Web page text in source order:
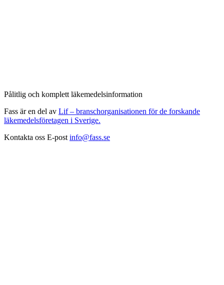
Pålitlig och komplett läkemedelsinformation
Fass är en del av Lif – branschorganisationen för de forskande
läkemedelsföretagen i Sverige.
Kontakta oss E-post info@fass.se